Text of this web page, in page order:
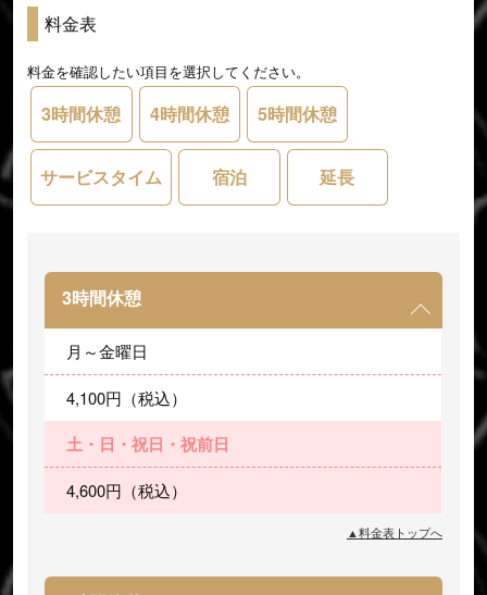
料金表
料金を確認したい項目を選択してください。
3時間休憩 4時間休憩 5時間休憩
サービスタイム 宿泊 延長
3時間休憩
月～金曜日
4,100円（税込）
土・日・祝日・祝前日
4,600円（税込）
▲料金表トップへ